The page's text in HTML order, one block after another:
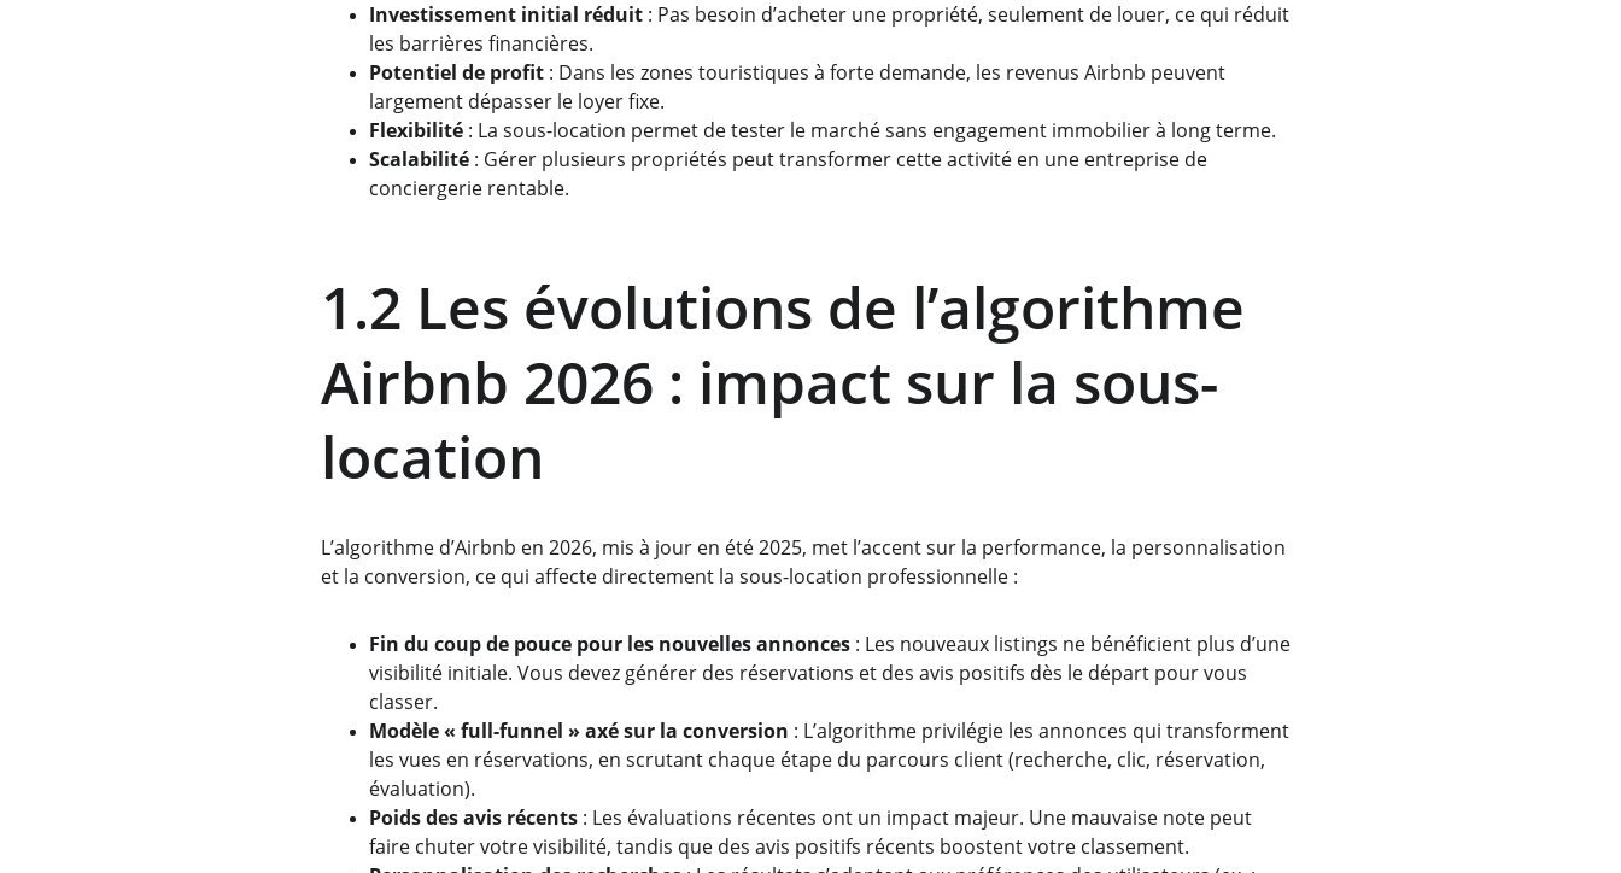
Investissement initial réduit : Pas besoin d’acheter une propriété, seulement de louer, ce qui réduit
les barrières financières.
Potentiel de profit : Dans les zones touristiques à forte demande, les revenus Airbnb peuvent
largement dépasser le loyer fixe.
Flexibilité : La sous-location permet de tester le marché sans engagement immobilier à long terme.
Scalabilité : Gérer plusieurs propriétés peut transformer cette activité en une entreprise de
conciergerie rentable.
1.2 Les évolutions de l’algorithme
Airbnb 2026 : impact sur la sous-
location
L’algorithme d’Airbnb en 2026, mis à jour en été 2025, met l’accent sur la performance, la personnalisation
et la conversion, ce qui affecte directement la sous-location professionnelle :
Fin du coup de pouce pour les nouvelles annonces : Les nouveaux listings ne bénéficient plus d’une
visibilité initiale. Vous devez générer des réservations et des avis positifs dès le départ pour vous
classer.
Modèle « full-funnel » axé sur la conversion : L’algorithme privilégie les annonces qui transforment
les vues en réservations, en scrutant chaque étape du parcours client (recherche, clic, réservation,
évaluation).
Poids des avis récents : Les évaluations récentes ont un impact majeur. Une mauvaise note peut
faire chuter votre visibilité, tandis que des avis positifs récents boostent votre classement.